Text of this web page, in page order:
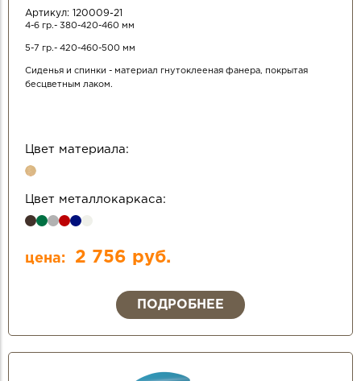
Артикул: 120009-21
4-6 гр.- 380-420-460 мм
5-7 гр.- 420-460-500 мм
Сиденья и спинки - материал гнутоклееная фанера, покрытая
бесцветным лаком.
Цвет материала:
Цвет металлокаркаса:
цена: 2 756 руб.
ПОДРОБНЕЕ